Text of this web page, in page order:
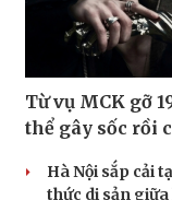
Từ vụ MCK gỡ
thể gây sốc rồi
Hà Nội sắp cải
thức di sản